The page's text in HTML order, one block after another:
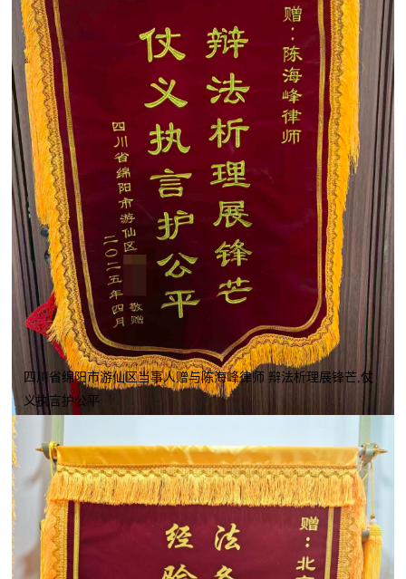
四川省绵阳市游仙区当事人赠与陈海峰律师 辩法析理展锋芒,仗
义执言护公平